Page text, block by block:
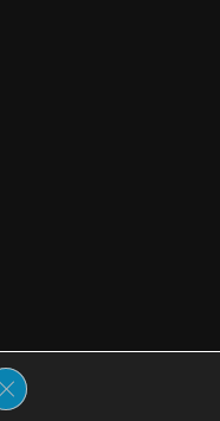
Cerrar el banner de